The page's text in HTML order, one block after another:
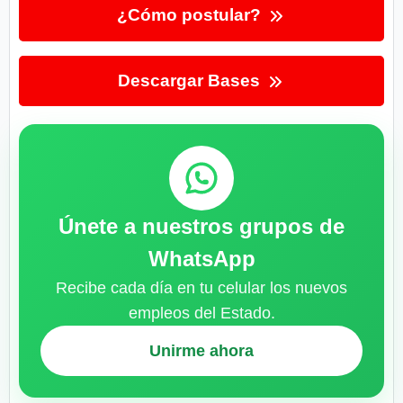
¿Cómo postular?
Descargar Bases
Únete a nuestros grupos de
WhatsApp
Recibe cada día en tu celular los nuevos
empleos del Estado.
Unirme ahora